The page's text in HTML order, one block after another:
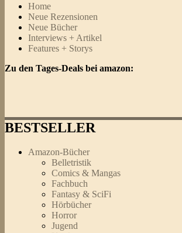
Home
Neue Rezensionen
Neue Bücher
Interviews + Artikel
Features + Storys
Zu den Tages-Deals bei amazon:
BESTSELLER
Amazon-Bücher
Belletristik
Comics & Mangas
Fachbuch
Fantasy & SciFi
Hörbücher
Horror
Jugend